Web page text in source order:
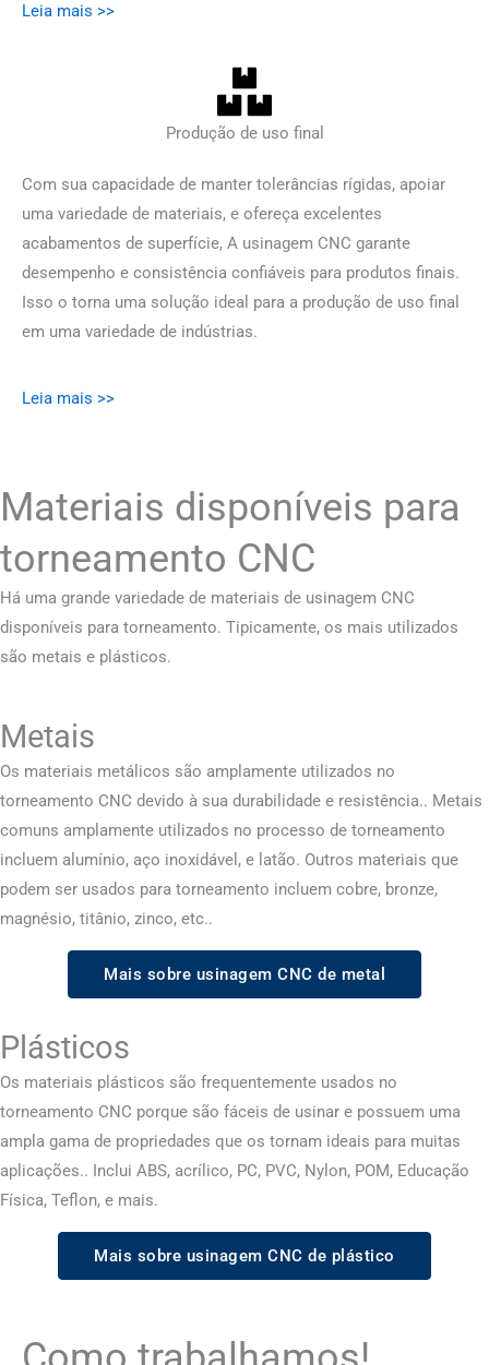
Leia mais >>
Produção de uso final
Com sua capacidade de manter tolerâncias rígidas, apoiar
uma variedade de materiais, e ofereça excelentes
acabamentos de superfície, A usinagem CNC garante
desempenho e consistência confiáveis ​​para produtos finais.
Isso o torna uma solução ideal para a produção de uso final
em uma variedade de indústrias.
Leia mais >>
Materiais disponíveis para
torneamento CNC
Há uma grande variedade de materiais de usinagem CNC
disponíveis para torneamento. Tipicamente, os mais utilizados
são metais e plásticos.
Metais
Os materiais metálicos são amplamente utilizados no
torneamento CNC devido à sua durabilidade e resistência.. Metais
comuns amplamente utilizados no processo de torneamento
incluem alumínio, aço inoxidável, e latão. Outros materiais que
podem ser usados ​​para torneamento incluem cobre, bronze,
magnésio, titânio, zinco, etc..
Mais sobre usinagem CNC de metal
Plásticos
Os materiais plásticos são frequentemente usados ​​no
torneamento CNC porque são fáceis de usinar e possuem uma
ampla gama de propriedades que os tornam ideais para muitas
aplicações.. Inclui ABS, acrílico, PC, PVC, Nylon, POM, Educação
Física, Teflon, e mais.
Mais sobre usinagem CNC de plástico